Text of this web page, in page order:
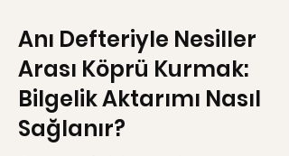
Anı Defteriyle Nesiller
Arası Köprü Kurmak:
Bilgelik Aktarımı Nasıl
Sağlanır?